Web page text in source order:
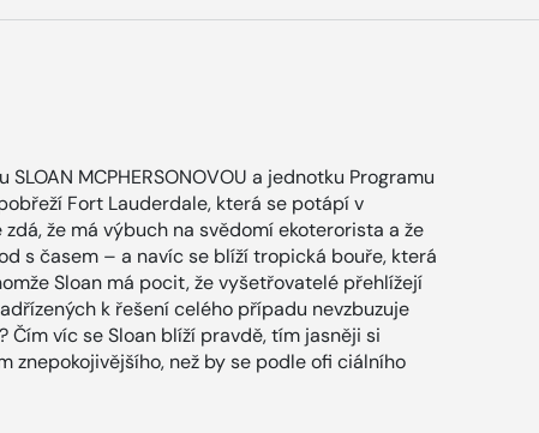
MCPHERSONOVOU a jednotku Programu
Fort Lauderdale, která se potápí v
že má výbuch na svědomí ekoterorista a že
s časem – a navíc se blíží tropická bouře, která
Sloan má pocit, že vyšetřovatelé přehlížejí
k řešení celého případu nevzbuzuje
Čím víc se Sloan blíží pravdě, tím jasněji si
znepokojivějšího, než by se podle ofi ciálního